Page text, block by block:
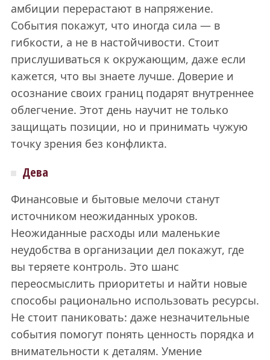
амбиции перерастают в напряжение.
События покажут, что иногда сила — в
гибкости, а не в настойчивости. Стоит
прислушиваться к окружающим, даже если
кажется, что вы знаете лучше. Доверие и
осознание своих границ подарят внутреннее
облегчение. Этот день научит не только
защищать позиции, но и принимать чужую
точку зрения без конфликта.
Дева
Финансовые и бытовые мелочи станут
источником неожиданных уроков.
Неожиданные расходы или маленькие
неудобства в организации дел покажут, где
вы теряете контроль. Это шанс
переосмыслить приоритеты и найти новые
способы рационально использовать ресурсы.
Не стоит паниковать: даже незначительные
события помогут понять ценность порядка и
внимательности к деталям. Умение